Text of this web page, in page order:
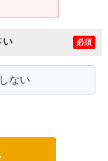
い 必須
ない